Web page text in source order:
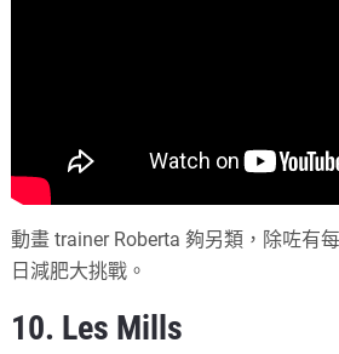
動畫 trainer Roberta 夠另類，除咗有
日減肥大挑戰。
10. Les Mills